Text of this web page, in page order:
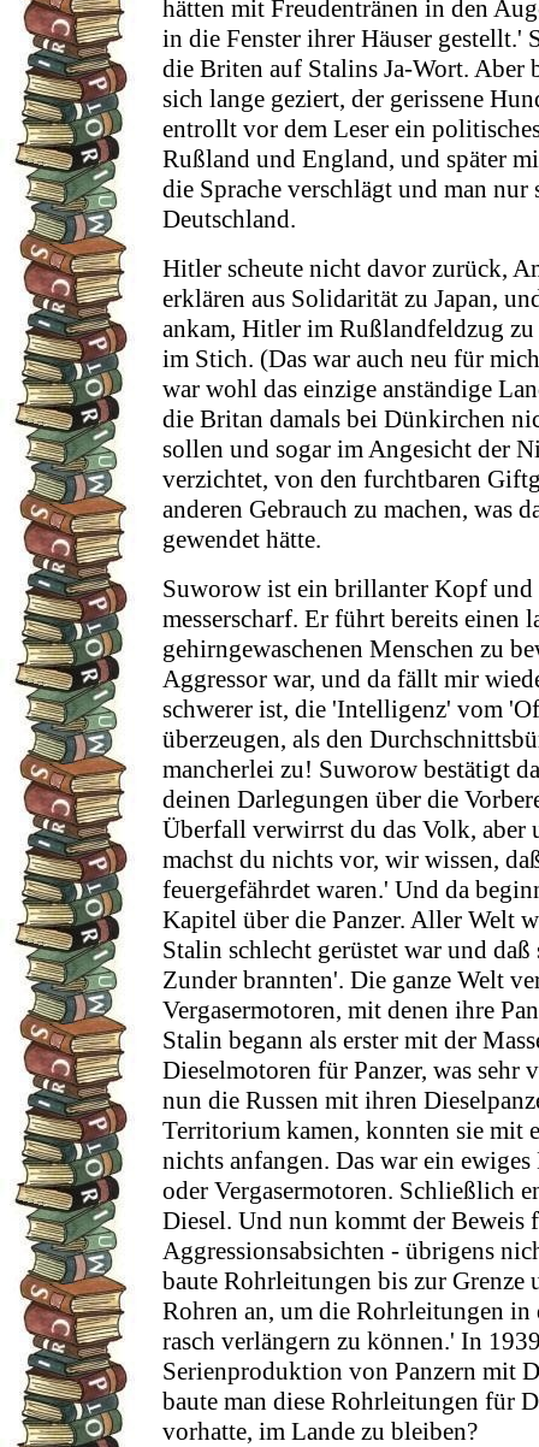
hätten mit Freudentränen in den
in die Fenster ihrer Häuser gestellt.'
die Briten auf Stalins Ja-Wort. Aber
sich lange geziert, der gerissene
entrollt vor dem Leser ein
Rußland und England, und später
die Sprache verschlägt und man nur
Deutschland.
Hitler scheute nicht davor zurück,
erklären aus Solidarität zu Japan,
ankam, Hitler im Rußlandfeldzug zu
im Stich. (Das war auch neu für
war wohl das einzige anständige
die Britan damals bei Dünkirchen
sollen und sogar im Angesicht der
verzichtet, von den furchtbaren
anderen Gebrauch zu machen, was
gewendet hätte.
Suworow ist ein brillanter Kopf
messerscharf. Er führt bereits einen
gehirngewaschenen Menschen zu
Aggressor war, und da fällt mir
schwerer ist, die 'Intelligenz' vom
überzeugen, als den
mancherlei zu! Suworow bestätigt
deinen Darlegungen über die
Überfall verwirrst du das Volk, aber
machst du nichts vor, wir wissen,
feuergefährdet waren.' Und da
Kapitel über die Panzer. Aller Welt
Stalin schlecht gerüstet war und daß
Zunder brannten'. Die ganze Welt
Vergasermotoren, mit denen ihre
Stalin begann als erster mit der
Dieselmotoren für Panzer, was sehr
nun die Russen mit ihren
Territorium kamen, konnten sie mit
nichts anfangen. Das war ein
oder Vergasermotoren. Schließlich
Diesel. Und nun kommt der Beweis
Aggressionsabsichten - übrigens
baute Rohrleitungen bis zur Grenze
Rohren an, um die Rohrleitungen in
rasch verlängern zu können.' In
Serienproduktion von Panzern mit
baute man diese Rohrleitungen für
vorhatte, im Lande zu bleiben?